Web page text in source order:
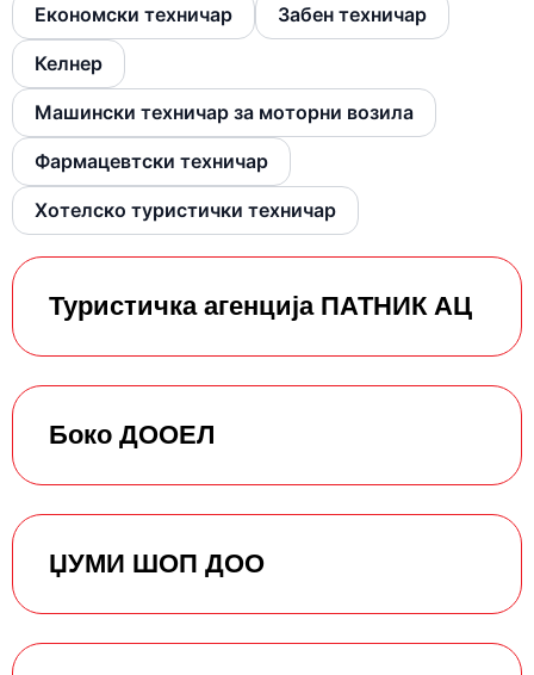
Економски техничар Забен техничар
Келнер
Машински техничар за моторни возила
Фармацевтски тeхничар
Хотелско туристички техничар
Туристичка агенција ПАТНИК АЦ
Боко ДООЕЛ
ЏУМИ ШОП ДОО